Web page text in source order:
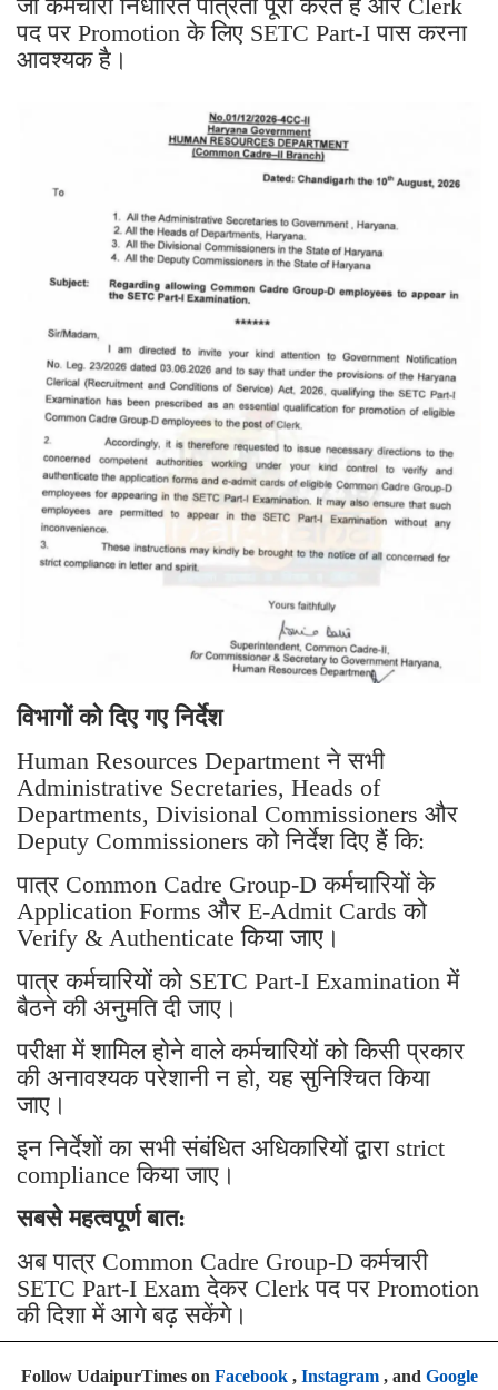
जो कर्मचारी निर्धारित पात्रता पूरी करते हैं और Clerk
पद पर Promotion के लिए SETC Part-I पास करना
आवश्यक है।
विभागों को दिए गए निर्देश
Human Resources Department ने सभी
Administrative Secretaries, Heads of
Departments, Divisional Commissioners और
Deputy Commissioners को निर्देश दिए हैं कि:
पात्र Common Cadre Group-D कर्मचारियों के
Application Forms और E-Admit Cards को
Verify & Authenticate किया जाए।
पात्र कर्मचारियों को SETC Part-I Examination में
बैठने की अनुमति दी जाए।
परीक्षा में शामिल होने वाले कर्मचारियों को किसी प्रकार
की अनावश्यक परेशानी न हो, यह सुनिश्चित किया
जाए।
इन निर्देशों का सभी संबंधित अधिकारियों द्वारा strict
compliance किया जाए।
सबसे महत्वपूर्ण बात:
अब पात्र Common Cadre Group-D कर्मचारी
SETC Part-I Exam देकर Clerk पद पर Promotion
की दिशा में आगे बढ़ सकेंगे।
Follow UdaipurTimes on Facebook, Instagram, and Google